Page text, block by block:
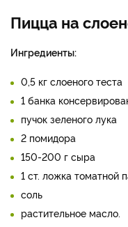
Пицца на
Ингредиенты:
0,5 кг слоеного теста
1 банка
пучок зеленого лука
2 помидора
150-200 г сыра
1 ст. ложка томатной
соль
растительное масло.